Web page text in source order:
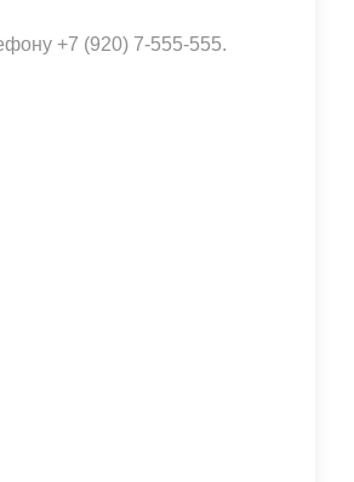
+7 (920) 7-555-555.